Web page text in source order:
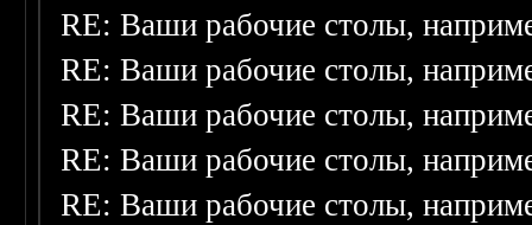
RE: Ваши рабочие столы,
RE: Ваши рабочие столы,
RE: Ваши рабочие столы,
RE: Ваши рабочие столы,
RE: Ваши рабочие столы,